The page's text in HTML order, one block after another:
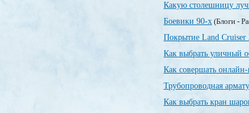
Какую столешницу
Боевики 90-х (Блоги -
Покрытие Land Cruiser
Как выбрать уличный
Как совершать
Трубопроводная
Как выбрать кран